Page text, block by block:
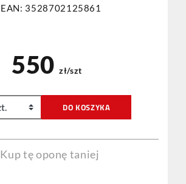
EAN: 3528702125861
550 zł/szt
DO KOSZYKA
Kup tę oponę taniej